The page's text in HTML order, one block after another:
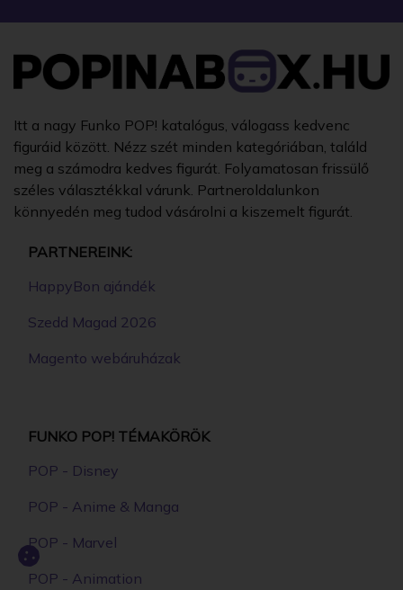
Itt a nagy Funko POP! katalógus, válogass kedvenc
figuráid között. Nézz szét minden kategóriában, találd
meg a számodra kedves figurát. Folyamatosan frissülő
széles választékkal várunk. Partneroldalunkon
könnyedén meg tudod vásárolni a kiszemelt figurát.
PARTNEREINK:
HappyBon ajándék
Szedd Magad 2026
Magento webáruházak
FUNKO POP! TÉMAKÖRÖK
POP - Disney
POP - Anime & Manga
POP - Marvel
POP - Animation